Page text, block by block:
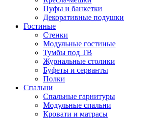
Пуфы и банкетки
Декоративные подушки
Гостиные
Стенки
Модульные гостиные
Тумбы под ТВ
Журнальные столики
Буфеты и серванты
Полки
Спальни
Спальные гарнитуры
Модульные спальни
Кровати и матрасы